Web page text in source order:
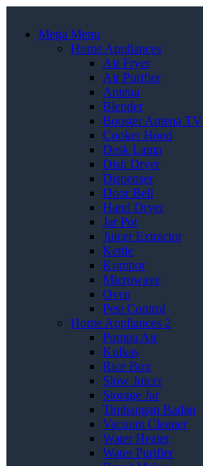
Mega Menu
Home Appliances
Air Fryer
Air Purifier
Antena
Blender
Booster Antena TV
Cooker Hood
Desk Lamp
Dish Dryer
Dispenser
Door Bell
Hand Dryer
Jar Pot
Juicer Extractor
Kettle
Kompor
Microwave
Oven
Pest Control
Home Appliances 2
Pompa Air
Kulkas
Rice Box
Slow Juicer
Storage Jar
Timbangan Badan
Vacuum Cleaner
Water Heater
Water Purifier